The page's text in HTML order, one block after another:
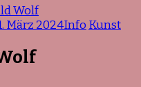
Wolf
März 2024Info Kunst